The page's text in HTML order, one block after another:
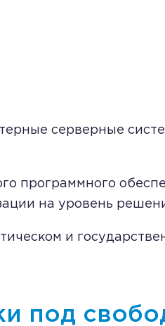
серверные
программного
на уровень
и
под